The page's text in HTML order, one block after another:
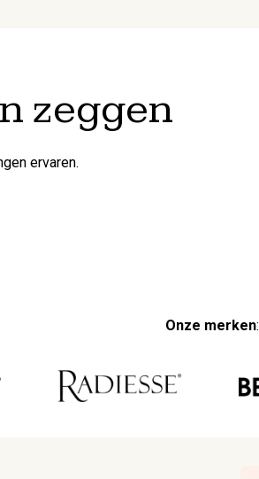
zeggen
ervaren.
Onze merken: